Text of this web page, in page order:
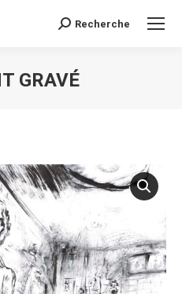
Recherche
Recherche
GRAVÉ